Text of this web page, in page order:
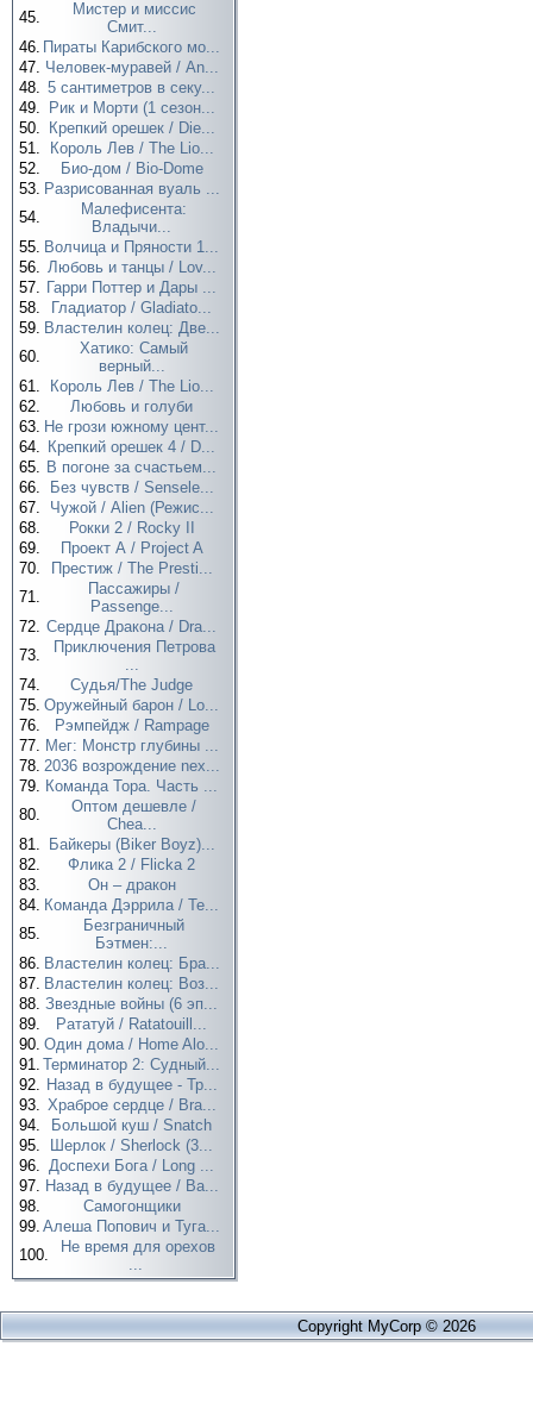
45.
Мистер и миссис
Смит...
46. Пираты Карибского мо...
47. Человек-муравей / An...
48. 5 сантиметров в секу...
49.
Рик и Морти (1 сезон...
50.
Крепкий орешек / Die...
51.
Король Лев / The Lio...
52.
Био-дом / Bio-Dome
53. Разрисованная вуаль ...
54.
Малефисента:
Владычи...
55. Волчица и Пряности 1...
56. Любовь и танцы / Lov...
57. Гарри Поттер и Дары ...
58.
Гладиатор / Gladiato...
59. Властелин колец: Две...
60.
Хатико: Самый
верный...
61.
Король Лев / The Lio...
62.
Любовь и голуби
63. Не грози южному цент...
64. Крепкий орешек 4 / D...
65. В погоне за счастьем...
66.
Без чувств / Sensele...
67.
Чужой / Alien (Режис...
68.
Рокки 2 / Rocky II
69.
Проект А / Project A
70.
Престиж / The Presti...
71.
Пассажиры /
Passenge...
72. Сердце Дракона / Dra...
73.
Приключения Петрова
...
74.
Судья/The Judge
75. Оружейный барон / Lo...
76.
Рэмпейдж / Rampage
77. Мег: Монстр глубины ...
78. 2036 возрождение nex...
79. Команда Тора. Часть ...
80.
Оптом дешевле /
Chea...
81.
Байкеры (Biker Boyz)...
82.
Флика 2 / Flicka 2
83.
Он – дракон
84. Команда Дэррила / Te...
85.
Безграничный
Бэтмен:...
86. Властелин колец: Бра...
87. Властелин колец: Воз...
88. Звездные войны (6 эп...
89.
Рататуй / Ratatouill...
90. Один дома / Home Alo...
91. Терминатор 2: Судный...
92. Назад в будущее - Тр...
93. Храброе сердце / Bra...
94.
Большой куш / Snatch
95.
Шерлок / Sherlock (3...
96. Доспехи Бога / Long ...
97. Назад в будущее / Ba...
98.
Самогонщики
99. Алеша Попович и Туга...
100.
Не время для орехов
...
Copyright MyCorp © 2026